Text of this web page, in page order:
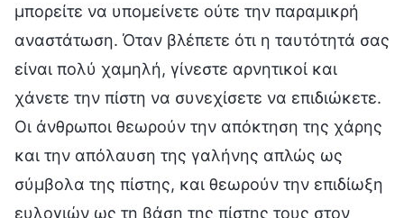
μπορείτε να υπομείνετε ούτε την παραμικρή
αναστάτωση. Όταν βλέπετε ότι η ταυτότητά σας
είναι πολύ χαμηλή, γίνεστε αρνητικοί και
χάνετε την πίστη να συνεχίσετε να επιδιώκετε.
Οι άνθρωποι θεωρούν την απόκτηση της χάρης
και την απόλαυση της γαλήνης απλώς ως
σύμβολα της πίστης, και θεωρούν την επιδίωξη
ευλογιών ως τη βάση της πίστης τους στον